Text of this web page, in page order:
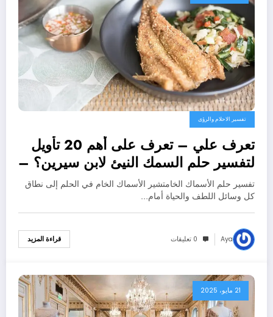
تفسير الاحلام والرؤى
تعرف علي – تعرف على أهم 20 تأويل
لتفسير حلم السمك النيئ لابن سيرين؟ –
بالتفصيل
تفسير حلم الأسماك الخامتشير الأسماك الخام في الحلم إلى نطاق
كل وسائل اللطف والحياة أمام…
Aya 0 تعليقات قراءة المزيد
21 مايو، 2025